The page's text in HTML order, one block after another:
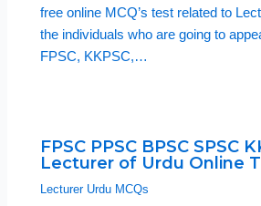
free online MCQ’s test related to
the individuals who are going to
FPSC, KKPSC,…
FPSC PPSC BPSC SPSC
Lecturer of Urdu Online
Lecturer Urdu MCQs